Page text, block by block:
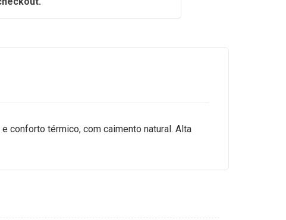
conforto térmico, com caimento natural. Alta